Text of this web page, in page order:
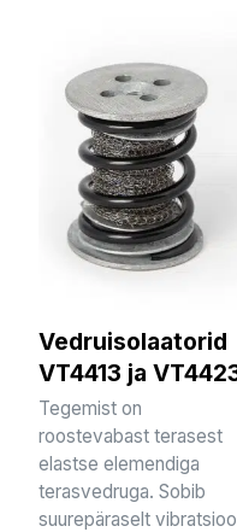
Vedruisolaatorid
VT4413 ja
Tegemist on
roostevabast terasest
elastse elemendiga
terasvedruga. Sobib
suurepäraselt